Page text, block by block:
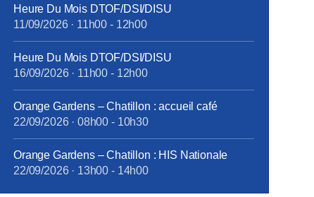
syndicales fortes. […] Ce projet ne […]
Heure Du Mois DTOF/DSI/DISU
11/09/2026· 11h00 - 12h00
Heure Du Mois DTOF/DSI/DISU
16/09/2026· 11h00 - 12h00
Orange Gardens – Chatillon : accueil café
22/09/2026· 08h00 - 10h30
Orange Gardens – Chatillon : HIS Nationale
22/09/2026· 13h00 - 14h00